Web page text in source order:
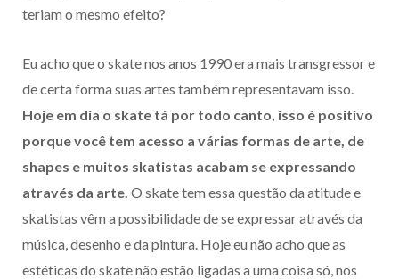
teriam o mesmo efeito?
Eu acho que o skate nos anos 1990 era mais transgressor e
de certa forma suas artes também representavam isso.
Hoje em dia o skate tá por todo canto, isso é positivo
porque você tem acesso a várias formas de arte, de
shapes e muitos skatistas acabam se expressando
através da arte. O skate tem essa questão da atitude e
skatistas vêm a possibilidade de se expressar através da
música, desenho e da pintura. Hoje eu não acho que as
estéticas do skate não estão ligadas a uma coisa só, nos